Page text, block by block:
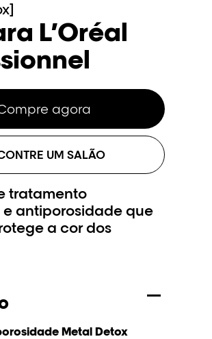
L’Oréal
tratamento
antiporosidade que
a cor dos
agora
UM SALÃO
Metal Detox